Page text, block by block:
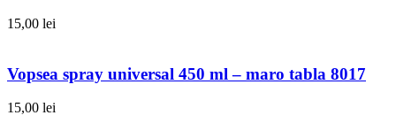
15,00 lei
Vopsea spray universal 450 ml – maro tabla 8017
15,00 lei